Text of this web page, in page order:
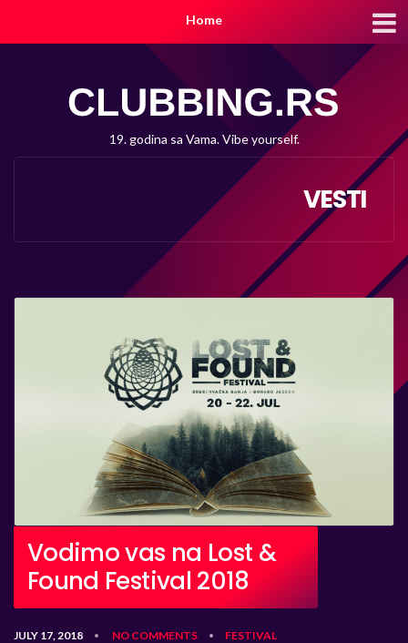
Home
19. godina sa Vama. Vibe yourself.
VESTI
Vodimo vas na Lost &
Found Festival 2018
JULY 17, 2018 • NO COMMENTS • FESTIVAL